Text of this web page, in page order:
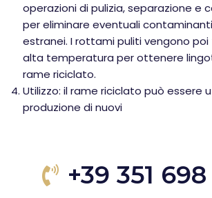
operazioni di pulizia, separazione e
per eliminare eventuali
estranei. I rottami puliti vengono poi
alta temperatura per ottenere
rame riciclato.
Utilizzo: il rame riciclato può essere
produzione di nuovi
+39 351